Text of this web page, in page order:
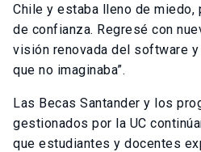
Chile y estaba lleno de miedo,
de confianza. Regresé con
visión renovada del software
que no imaginaba”.
Las Becas Santander y los
gestionados por la UC
que estudiantes y docentes